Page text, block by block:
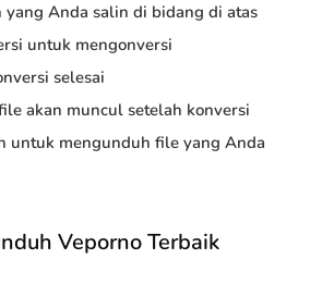
yang Anda salin di bidang di atas
untuk mengonversi
selesai
akan muncul setelah konversi
untuk mengunduh file yang Anda
Veporno Terbaik